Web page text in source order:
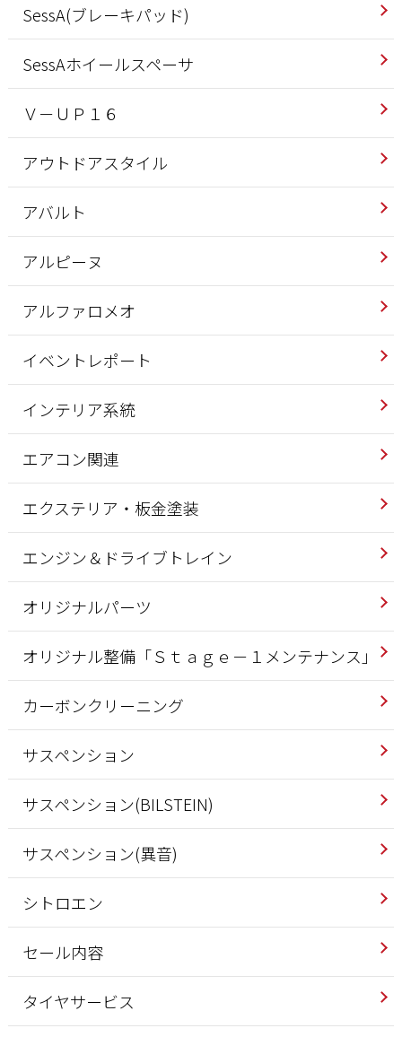
SessA(ブレーキパッド)
SessAホイールスペーサ
Ｖ－ＵＰ１６
アウトドアスタイル
アバルト
アルピーヌ
アルファロメオ
イベントレポート
インテリア系統
エアコン関連
エクステリア・板金塗装
エンジン＆ドライブトレイン
オリジナルパーツ
オリジナル整備「Ｓｔａｇｅ－１メンテナンス」
カーボンクリーニング
サスペンション
サスペンション(BILSTEIN)
サスペンション(異音)
シトロエン
セール内容
タイヤサービス